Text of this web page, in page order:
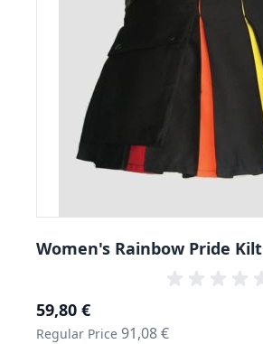
Women's Rainbow Pride Kilt
Special Price
59,80 €
Regular Price 91,08 €